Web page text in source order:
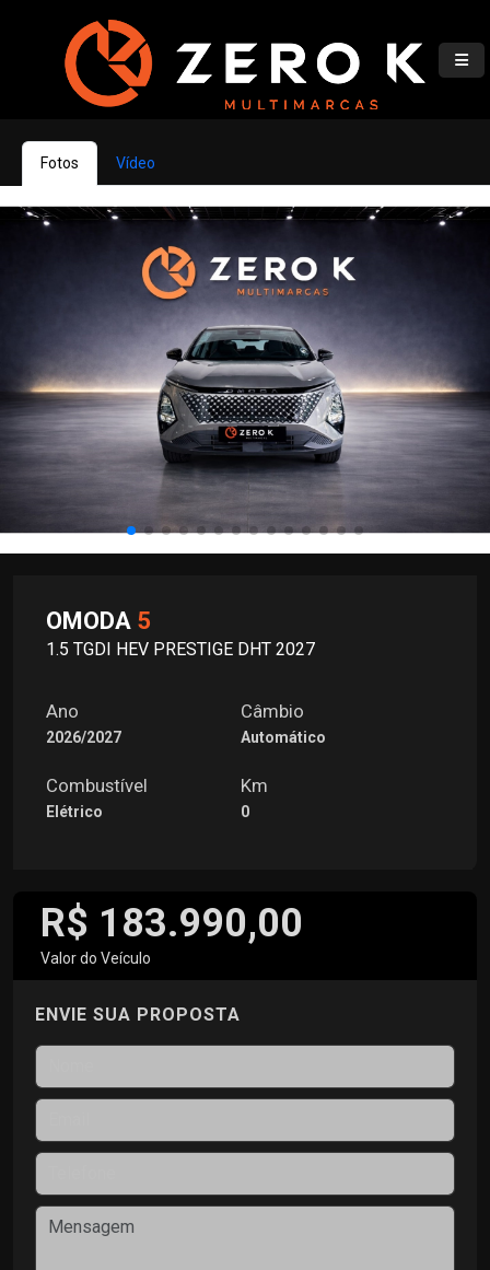
Fotos Vídeo
OMODA 5
1.5 TGDI HEV PRESTIGE DHT 2027
Ano
2026/2027
Câmbio
Automático
Combustível
Elétrico
Km
0
R$ 183.990,00
Valor do Veículo
ENVIE SUA PROPOSTA